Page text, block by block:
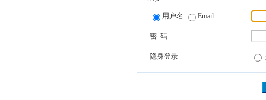
用户名 Email
密 码
隐身登录